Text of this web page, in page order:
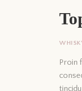
Proin